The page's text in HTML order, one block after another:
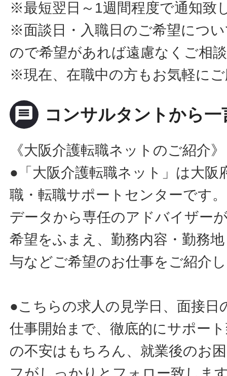
※最短翌日～1週間程度で通知致
※面談日・入職日のご希望につ
ので希望があれば遠慮なくご相
※現在、在職中の方もお気軽に
message コンサルタントから一
《大阪介護転職ネットのご紹介》
●「大阪介護転職ネット」は大阪
職・転職サポートセンターです
データから専任のアドバイザー
希望をふまえ、勤務内容・勤務
与などご希望のお仕事をご紹介
●こちらの求人の見学日、面接日
仕事開始まで、徹底的にサポー
の不安はもちろん、就業後のお